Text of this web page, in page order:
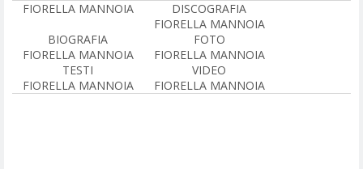
FIORELLA MANNOIA
DISCOGRAFIA
FIORELLA MANNOIA
BIOGRAFIA
FIORELLA MANNOIA
FOTO
FIORELLA MANNOIA
TESTI
FIORELLA MANNOIA
VIDEO
FIORELLA MANNOIA